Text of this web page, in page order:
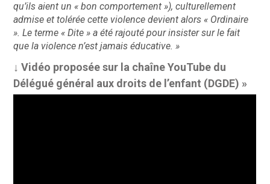
qu’ils aient un « bon comportement »), culturellement
admise et tolérée cette violence devient alors « Ordinaire
». Le terme « Dite » a été rajouté pour insister sur le fait
que la violence n’est jamais éducative. »
↓ Vidéo proposée sur la chaîne YouTube du
Délégué général aux droits de l’enfant (DGDE) »